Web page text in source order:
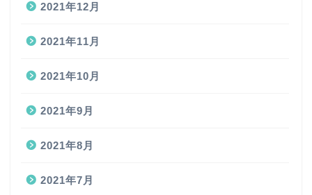
2021年12月
2021年11月
2021年10月
2021年9月
2021年8月
2021年7月